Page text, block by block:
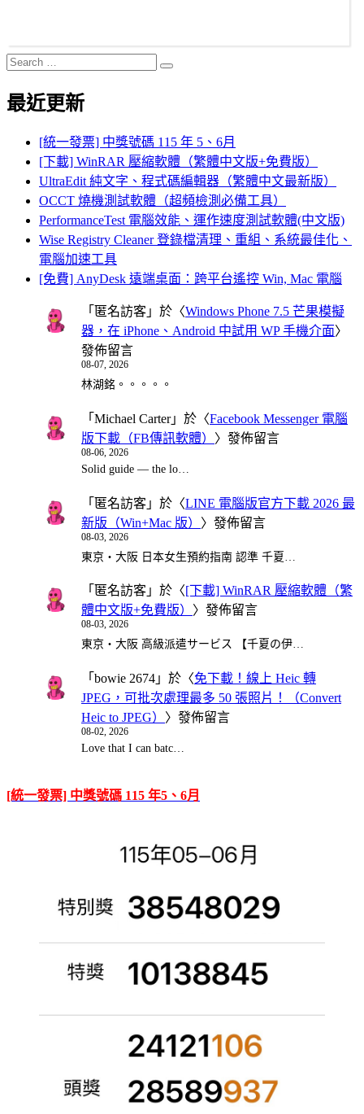
Search
for:
Search
最近更新
[統一發票] 中獎號碼 115 年 5、6月
[下載] WinRAR 壓縮軟體（繁體中文版+免費版）
UltraEdit 純文字、程式碼編輯器（繁體中文最新版）
OCCT 燒機測試軟體（超頻檢測必備工具）
PerformanceTest 電腦效能、運作速度測試軟體(中文版)
Wise Registry Cleaner 登錄檔清理、重組、系統最佳化、
電腦加速工具
[免費] AnyDesk 遠端桌面：跨平台遙控 Win, Mac 電腦
「 匿名訪客 」於〈Windows Phone 7.5 芒果模擬
器，在 iPhone、Android 中試用 WP 手機介面〉
發佈留言
08-07, 2026
林湖銘。。。。。
「 Michael Carter」於〈Facebook Messenger 電腦
版下載（FB傳訊軟體） 〉發佈留言
08-06, 2026
Solid guide — the lo…
「 匿名訪客 」於〈LINE 電腦版官方下載 2026 最
新版（Win+Mac 版） 〉發佈留言
08-03, 2026
東京・大阪 日本女生預約指南 認準 千夏…
「 匿名訪客 」於〈[下載] WinRAR 壓縮軟體（繁
體中文版+免費版） 〉發佈留言
08-03, 2026
東京・大阪 高級派遣サービス 【千夏の伊…
「 bowie 2674 」於〈免下載！線上 Heic 轉
JPEG，可批次處理最多 50 張照片！（Convert
Heic to JPEG） 〉發佈留言
08-02, 2026
Love that I can batc…
[統一發票] 中獎號碼 115 年5、6月